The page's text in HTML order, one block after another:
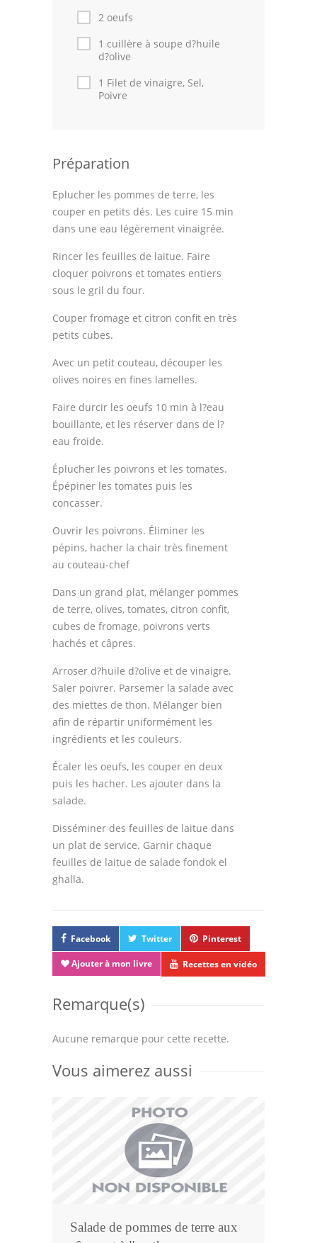
2 oeufs
1 cuillère à soupe d?huile
d?olive
1 Filet de vinaigre, Sel,
Poivre
Préparation
Eplucher les pommes de terre, les
couper en petits dés. Les cuire 15 min
dans une eau légèrement vinaigrée.
Rincer les feuilles de laitue. Faire
cloquer poivrons et tomates entiers
sous le gril du four.
Couper fromage et citron confit en très
petits cubes.
Avec un petit couteau, découper les
olives noires en fines lamelles.
Faire durcir les oeufs 10 min à l?eau
bouillante, et les réserver dans de l?
eau froide.
Éplucher les poivrons et les tomates.
Épépiner les tomates puis les
concasser.
Ouvrir les poivrons. Éliminer les
pépins, hacher la chair très finement
au couteau-chef
Dans un grand plat, mélanger pommes
de terre, olives, tomates, citron confit,
cubes de fromage, poivrons verts
hachés et câpres.
Arroser d?huile d?olive et de vinaigre.
Saler poivrer. Parsemer la salade avec
des miettes de thon. Mélanger bien
afin de répartir uniformément les
ingrédients et les couleurs.
Écaler les oeufs, les couper en deux
puis les hacher. Les ajouter dans la
salade.
Disséminer des feuilles de laitue dans
un plat de service. Garnir chaque
feuilles de laitue de salade fondok el
ghalla.
Facebook Twitter Pinterest
Ajouter à mon livre Recettes en vidéo
Remarque(s)
Aucune remarque pour cette recette.
Vous aimerez aussi
Salade de pommes de terre aux